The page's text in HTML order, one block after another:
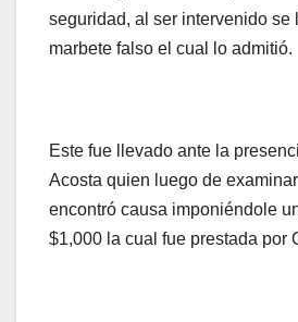
seguridad, al ser intervenido se
marbete falso el cual lo admitió.
Este fue llevado ante la
Acosta quien luego de
encontró causa imponiéndole
$1,000 la cual fue prestada por